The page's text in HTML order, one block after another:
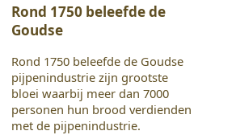
Rond 1750 beleefde de
Goudse
Rond 1750 beleefde de Goudse
pijpenindustrie zijn grootste
bloei waarbij meer dan 7000
personen hun brood verdienden
met de pijpenindustrie.